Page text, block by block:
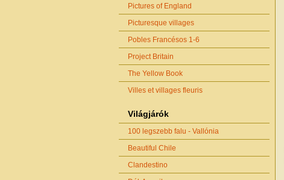
Pictures of England
Picturesque villages
Pobles Francésos 1-6
Project Britain
The Yellow Book
Villes et villages fleuris
Világjárók
100 legszebb falu - Vallónia
Beautiful Chile
Clandestino